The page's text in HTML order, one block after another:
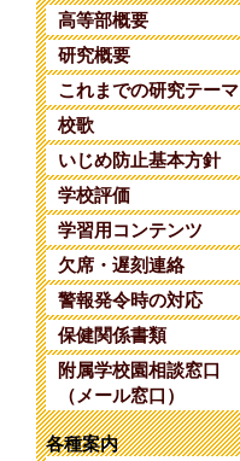
高等部概要
研究概要
これまでの研究テーマ
校歌
いじめ防止基本方針
学校評価
学習用コンテンツ
欠席・遅刻連絡
警報発令時の対応
保健関係書類
附属学校園相談窓口
（メール窓口）
各種案内